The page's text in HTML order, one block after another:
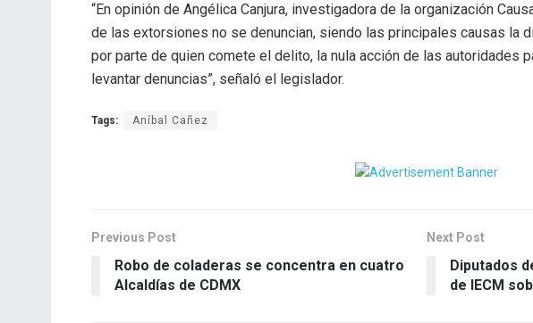
“En opinión de Angélica Canjura, investigadora de la organización
de las extorsiones no se denuncian, siendo las principales causas la
por parte de quien comete el delito, la nula acción de las autoridades
levantar denuncias”, señaló el legislador.
Tags: Aníbal Cañez
Previous Post
Robo de coladeras se concentra en cuatro
Alcaldías de CDMX
Next Post
Diputados
de IECM